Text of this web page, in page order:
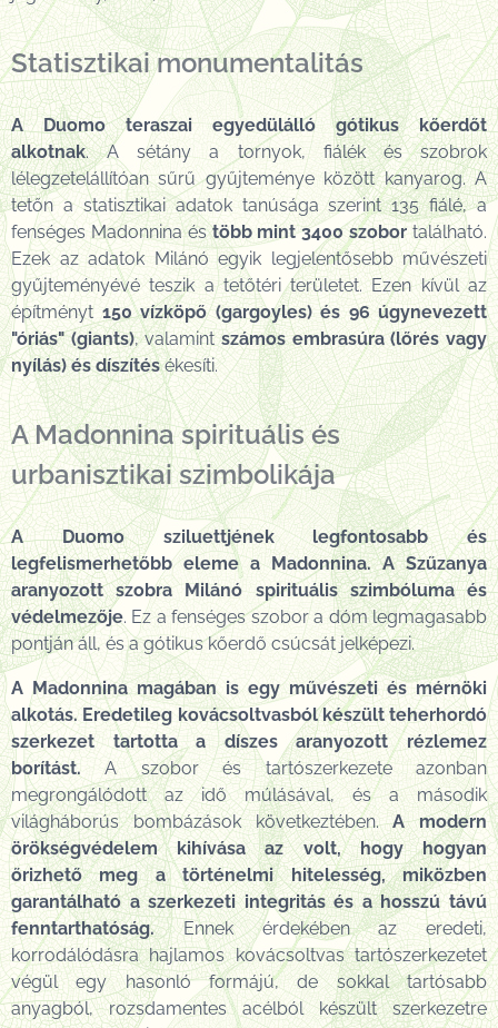
Statisztikai monumentalitás
A Duomo teraszai egyedülálló gótikus kőerdőt
alkotnak. A sétány a tornyok, fiálék és szobrok
lélegzetelállítóan sűrű gyűjteménye között kanyarog. A
tetőn a statisztikai adatok tanúsága szerint 135 fiálé, a
fenséges Madonnina éstöbb mint 3400 szobor található.
Ezek az adatok Milánó egyik legjelentősebb művészeti
gyűjteményévé teszik a tetőtéri területet. Ezen kívül az
építményt 150 vízköpő (gargoyles) és 96 úgynevezett
"óriás" (giants), valamintszámos embrasúra (lőrés vagy
nyílás) és díszítésékesíti.
A Madonnina spirituális és
urbanisztikai szimbolikája
A Duomo sziluettjének legfontosabb és
legfelismerhetőbb eleme a Madonnina. A Szűzanya
aranyozott szobra Milánó spirituális szimbóluma és
védelmezője. Ez a fenséges szobor a dóm legmagasabb
pontján áll, és a gótikus kőerdő csúcsát jelképezi.
A Madonnina magában is egy művészeti és mérnöki
alkotás. Eredetileg kovácsoltvasból készült teherhordó
szerkezet tartotta a díszes aranyozott rézlemez
borítást. A szobor és tartószerkezete azonban
megrongálódott az idő múlásával, és a második
világháborús bombázások következtében.A modern
örökségvédelem kihívása az volt, hogy hogyan
őrizhető meg a történelmi hitelesség, miközben
garantálható a szerkezeti integritás és a hosszú távú
fenntarthatóság.Ennek érdekében az eredeti,
korrodálódásra hajlamos kovácsoltvas tartószerkezetet
végül egy hasonló formájú, de sokkal tartósabb
anyagból, rozsdamentes acélból készült szerkezetre